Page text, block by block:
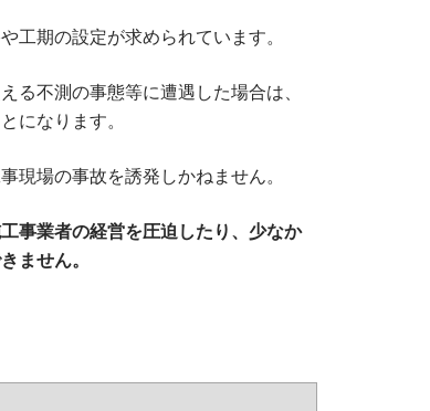
工期の設定が求められています。
る不測の事態等に遭遇した場合は、
になります。
現場の事故を誘発しかねません。
事業者の経営を圧迫したり、少なか
ません。